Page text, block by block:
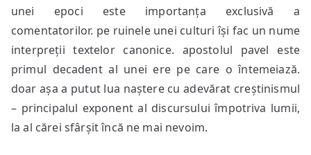
unei epoci este importanța exclusivă a
comentatorilor. pe ruinele unei culturi își fac un nume
interpreții textelor canonice. apostolul pavel este
primul decadent al unei ere pe care o întemeiază.
doar așa a putut lua naștere cu adevărat creștinismul
– principalul exponent al discursului împotriva lumii,
la al cărei sfârșit încă ne mai nevoim.